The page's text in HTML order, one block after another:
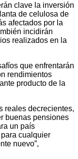
clave la inversión
de celulosa de
afectados por la
incidirán
realizados en la
que enfrentarán
rendimientos
producto de la
reales decrecientes,
buenas pensiones
un país
cualquier
nuevo”,